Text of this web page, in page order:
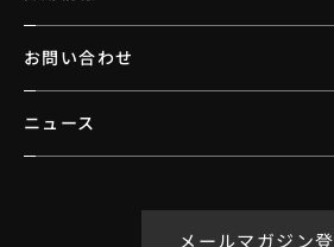
お問い合わせ
ニュース
メールマガジン